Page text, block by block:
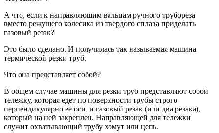
А что, если к направляющим вальцам ручного трубореза
вместо режущего колесика из твердого сплава приделать
газовый резак?
Это было сделано. И получилась так называемая машина
термической резки труб.
Что она представляет собой?
В общем случае машины для резки труб представляют собой
тележку, которая едет по поверхности трубы строго
перпендикулярно ее оси, и газовый резак (или два резака),
который на ней закреплен. Направляющей для тележки
служит охватывающий трубу хомут или цепь.